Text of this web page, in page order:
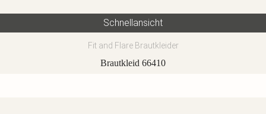
Schnellansicht
Fit and Flare Brautkleider
Brautkleid 66410